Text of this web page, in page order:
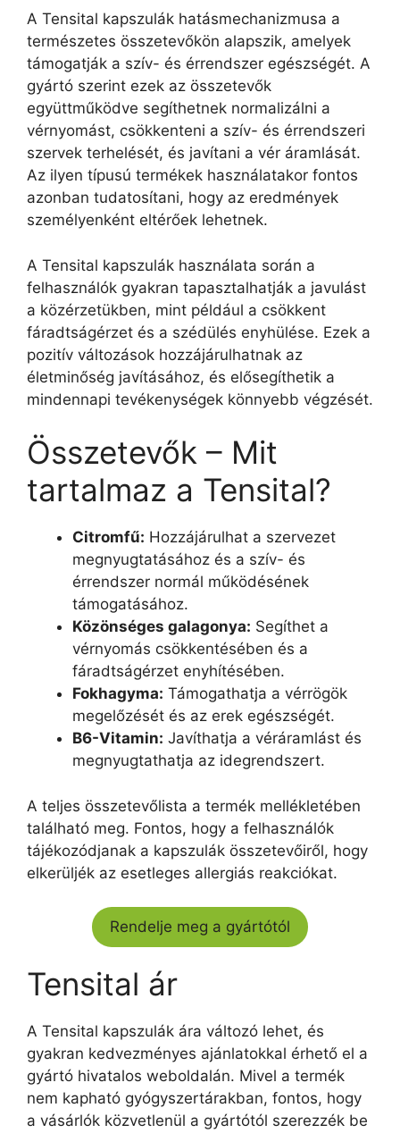
A Tensital kapszulák hatásmechanizmusa a
természetes összetevőkön alapszik, amelyek
támogatják a szív- és érrendszer egészségét. A
gyártó szerint ezek az összetevők
együttműködve segíthetnek normalizálni a
vérnyomást, csökkenteni a szív- és érrendszeri
szervek terhelését, és javítani a vér áramlását.
Az ilyen típusú termékek használatakor fontos
azonban tudatosítani, hogy az eredmények
személyenként eltérőek lehetnek.
A Tensital kapszulák használata során a
felhasználók gyakran tapasztalhatják a javulást
a közérzetükben, mint például a csökkent
fáradtságérzet és a szédülés enyhülése. Ezek a
pozitív változások hozzájárulhatnak az
életminőség javításához, és elősegíthetik a
mindennapi tevékenységek könnyebb végzését.
Összetevők – Mit
tartalmaz a Tensital?
Citromfű: Hozzájárulhat a szervezet
megnyugtatásához és a szív- és
érrendszer normál működésének
támogatásához.
Közönséges galagonya: Segíthet a
vérnyomás csökkentésében és a
fáradtságérzet enyhítésében.
Fokhagyma: Támogathatja a vérrögök
megelőzését és az erek egészségét.
B6-Vitamin: Javíthatja a véráramlást és
megnyugtathatja az idegrendszert.
A teljes összetevőlista a termék mellékletében
található meg. Fontos, hogy a felhasználók
tájékozódjanak a kapszulák összetevőiről, hogy
elkerüljék az esetleges allergiás reakciókat.
Rendelje meg a gyártótól
Tensital ár
A Tensital kapszulák ára változó lehet, és
gyakran kedvezményes ajánlatokkal érhető el a
gyártó hivatalos weboldalán. Mivel a termék
nem kapható gyógyszertárakban, fontos, hogy
a vásárlók közvetlenül a gyártótól szerezzék be